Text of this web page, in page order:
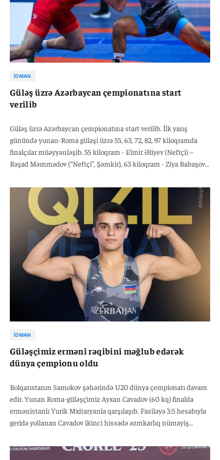
İDMAN
Güləş üzrə Azərbaycan çempionatına start
verilib
Güləş üzrə Azərbaycan çempionatına start verilib. İlk yarış
günündə yunan-Roma güləşi üzrə 55, 63, 72, 82, 97 kiloqramda
finalçılar müəyyənləşib. 55 kiloqram - Elmir Əliyev (Neftçi) –
Rəşad Məmmədov (“Neftçi”, Şəmkir), 63 kiloqram - Ziya Babaşov
İDMAN
Güləşçimiz erməni rəqibini məğlub edərək
dünya çempionu oldu
Bolqarıstanın Samokov şəhərində U20 dünya çempionatı davam
edir. Yunan Roma-güləşçimiz Ayxan Cavadov (60 kq) finalda
ermənistanlı Yurik Mxitaryanla qarşılaşıb. Fasiləyə 3:5 hesabıyla
geridə yollanan Cavadov ikinci hissədə əzmkarlıq nümayiş
ilk dünya çempionumuz olub. Ötən il U17 yaş qrupunda dünya və
Avropa çempionu olan yunan-Roma güləşçimiz bu il eyni uğura